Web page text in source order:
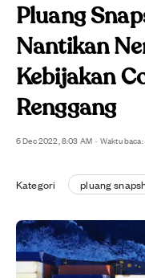
Pluang
Nantikan
Kebijakan
Renggang
6 Dec 2022, 8:03 AM · Waktu
Kategori pluang